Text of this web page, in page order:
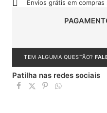
Envios grátis em
TEM ALGUMA QUESTÃO?
Patilha nas redes sociais